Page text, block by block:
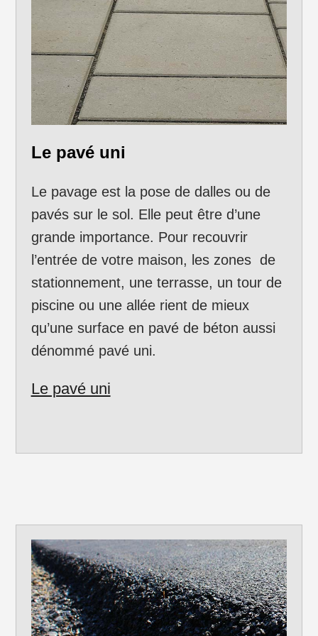
Le pavé uni
Le pavage est la pose de dalles ou de
pavés sur le sol. Elle peut être d’une
grande importance. Pour recouvrir
l’entrée de votre maison, les zones de
stationnement, une terrasse, un tour de
piscine ou une allée rient de mieux
qu’une surface en pavé de béton aussi
dénommé pavé uni.
Le pavé uni